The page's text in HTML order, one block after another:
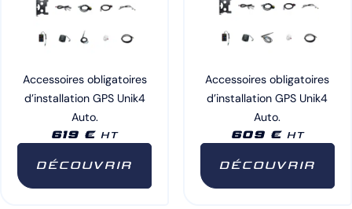
Accessoires obligatoires
d’installation GPS Unik4
Auto.
619 €HT
DÉCOUVRIR
Accessoires obligatoires
d’installation GPS Unik4
Auto.
609 €HT
DÉCOUVRIR